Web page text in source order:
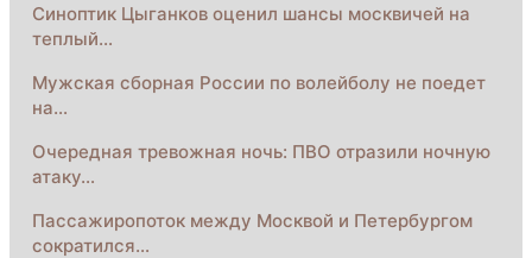
Синоптик Цыганков оценил шансы москвичей на
теплый…
Мужская сборная России по волейболу не поедет
на…
Очередная тревожная ночь: ПВО отразили ночную
атаку…
Пассажиропоток между Москвой и Петербургом
сократился…